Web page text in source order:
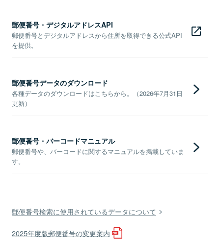
郵便番号・デジタルアドレスAPI
郵便番号とデジタルアドレスから住所を取得できる公式API
を提供。
郵便番号データのダウンロード
各種データのダウンロードはこちらから。（2026年7月31日
更新）
郵便番号・バーコードマニュアル
郵便番号や、バーコードに関するマニュアルを掲載していま
す。
郵便番号検索に使用されているデータについて
2025年度版郵便番号の変更案内